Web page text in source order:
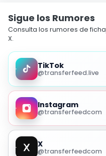
Sigue los Rumores
Consulta los rumores de
X.
TikTok
@transferfeed.live
Instagram
@transferfeedcom
X
@transferfeedcom